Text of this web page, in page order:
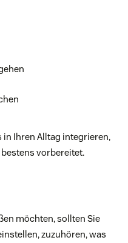
in Ihren Alltag integrieren,
vorbereitet.
möchten, sollten Sie
zuzuhören, was